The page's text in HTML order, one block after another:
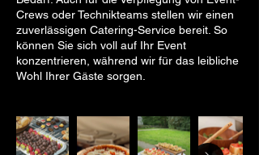
Crews oder Technikteams stellen wir einen
zuverlässigen Catering-Service bereit. So
können Sie sich voll auf Ihr Event
konzentrieren, während wir für das leibliche
Wohl Ihrer Gäste sorgen.